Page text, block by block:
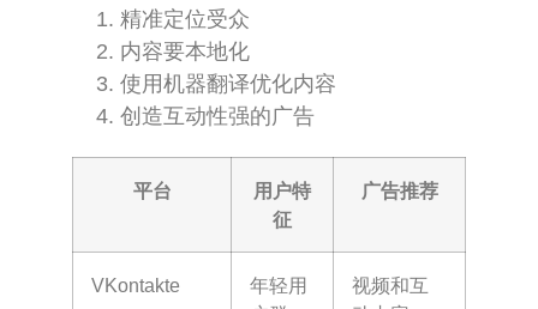
精准定位受众
内容要本地化
使用机器翻译优化内容
创造互动性强的广告
平台
用户特
征
广告推荐
VKontakte
年轻用
视频和互